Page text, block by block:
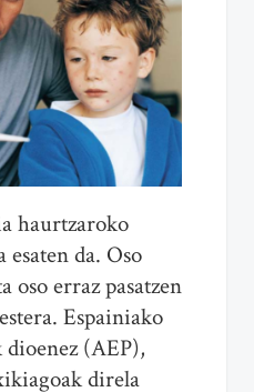
haurtzaroko
da. Oso
oso erraz pasatzen
Espainiako
(AEP),
direla